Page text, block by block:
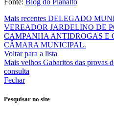
Mais recentes DELEGADO
VEREADOR JARDELINO DE
CAMPANHA ANTIDROGAS E
CÂMARA MUNICIPAL.
Voltar para a lista
Mais velhos Gabaritos das provas
consulta
Fechar
Pesquisar no site